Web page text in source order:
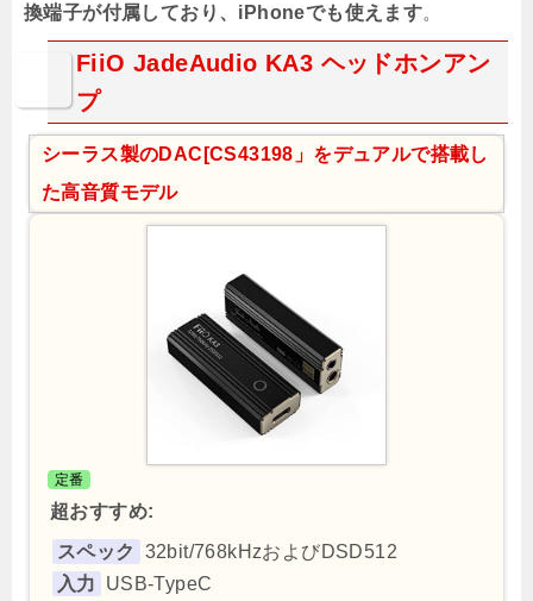
換端子が付属しており、iPhoneでも使えます。
FiiO JadeAudio KA3 ヘッドホンアン
プ
シーラス製のDAC[CS43198」をデュアルで搭載し
た高音質モデル
定番
超おすすめ:
スペック
32bit/768kHzおよびDSD512
入力
USB-TypeC